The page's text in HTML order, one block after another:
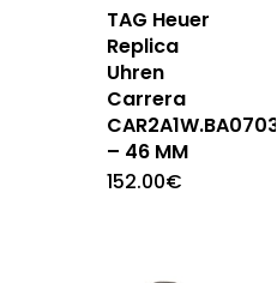
TAG Heuer
Replica
Uhren
Carrera
CAR2A1W.BA0703
– 46 MM
152.00€